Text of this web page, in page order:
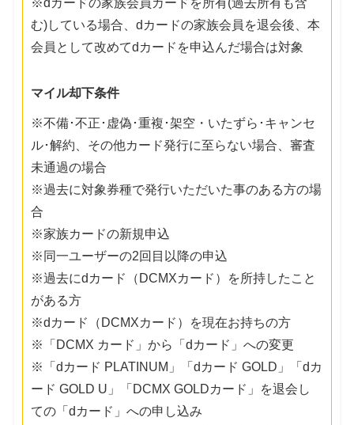
※dカードの家族会員カードを所有(過去所有も含
む)している場合、dカードの家族会員を退会後、本
会員として改めてdカードを申込んだ場合は対象
マイル却下条件
※不備･不正･虚偽･重複･架空・いたずら･キャンセ
ル･解約、その他カード発行に至らない場合、審査
未通過の場合
※過去に対象券種で発行いただいた事のある方の場
合
※家族カードの新規申込
※同一ユーザーの2回目以降の申込
※過去にdカード（DCMXカード）を所持したこと
がある方
※dカード（DCMXカード）を現在お持ちの方
※「DCMX カード」から「dカード」への変更
※「dカード PLATINUM」「dカード GOLD」「dカ
ード GOLD U」「DCMX GOLDカード」を退会し
ての「dカード」への申し込み